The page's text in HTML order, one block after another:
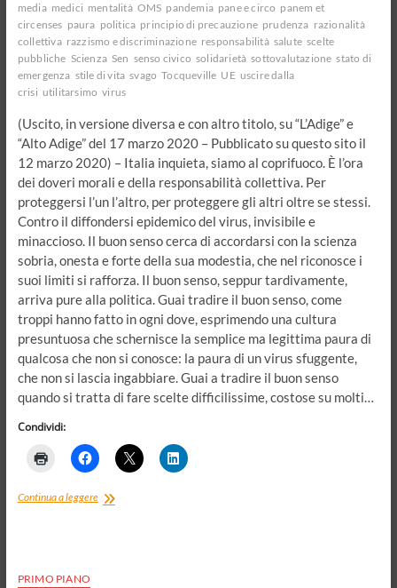
media medici mentalità OMS pandemia pane e circo panem et
circenses paura politica principio di precauzione prudenza razionalità
collettiva razzismo e discriminazione responsabilità salute scelte
pubbliche Scienza Sen senso civico solidarietà sottovalutazione stato di
emergenza stile di vita svago Tocqueville UE uscire dalla
crisi utilitarsimo virus
(Uscito, in versione diversa e con altro titolo, su “L’Adige” e
“Alto Adige” del 17 marzo 2020 – Pubblicato su questo sito il
12 marzo 2020) – Italia inquieta, siamo al coprifuoco. È l’ora
dei doveri morali e della responsabilità collettiva. Per
proteggersi l’un l’altro, per proteggere gli altri oltre se stessi.
Contro il diffondersi epidemico del virus, invisibile e
minaccioso. Il buon senso cerca di accordarsi con la scienza
sobria, onesta e forte della sua modestia, che nel riconosce i
suoi limiti si rafforza. Il buon senso, seppur tardivamente,
arriva pure alla politica. Guai tradire il buon senso, come
troppi hanno fatto in ogni dove, esprimendo una cultura
presuntuosa che schernisce la semplice ma legittima paura di
qualcosa che non si conosce: la paura di un virus sfuggente,
che non si lascia ingabbiare. Guai a tradire il buon senso
quando si tratta di fare scelte difficilissime, costose su molti…
Condividi:
Continua a leggereIl
PRIMO PIANO